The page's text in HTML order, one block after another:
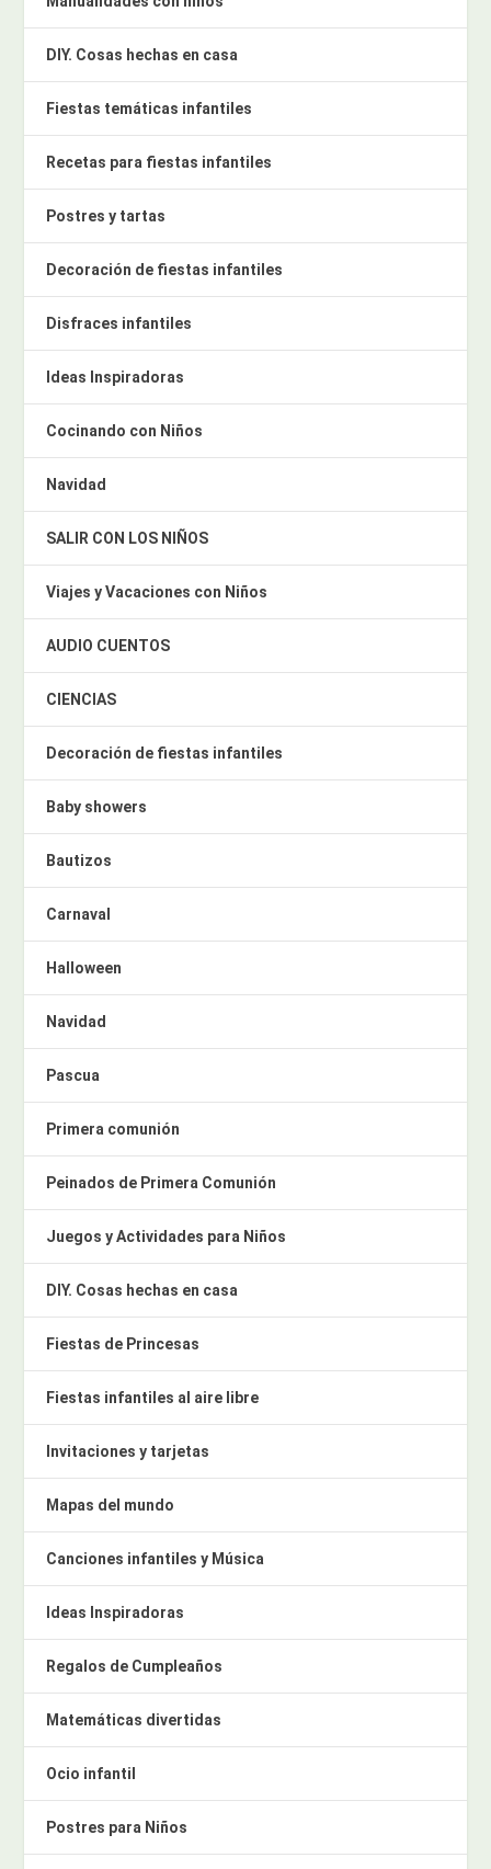
DIY. Cosas hechas en casa
Fiestas temáticas infantiles
Recetas para fiestas infantiles
Postres y tartas
Decoración de fiestas infantiles
Disfraces infantiles
Ideas Inspiradoras
Cocinando con Niños
Navidad
SALIR CON LOS NIÑOS
Viajes y Vacaciones con Niños
AUDIO CUENTOS
CIENCIAS
Decoración de fiestas infantiles
Baby showers
Bautizos
Carnaval
Halloween
Navidad
Pascua
Primera comunión
Peinados de Primera Comunión
Juegos y Actividades para Niños
DIY. Cosas hechas en casa
Fiestas de Princesas
Fiestas infantiles al aire libre
Invitaciones y tarjetas
Mapas del mundo
Canciones infantiles y Música
Ideas Inspiradoras
Regalos de Cumpleaños
Matemáticas divertidas
Ocio infantil
Postres para Niños